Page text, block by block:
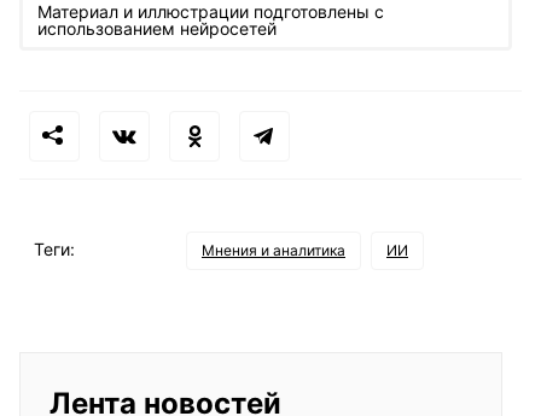
Материал и иллюстрации подготовлены с
использованием нейросетей
Теги: Мнения и аналитика ИИ
Лента новостей